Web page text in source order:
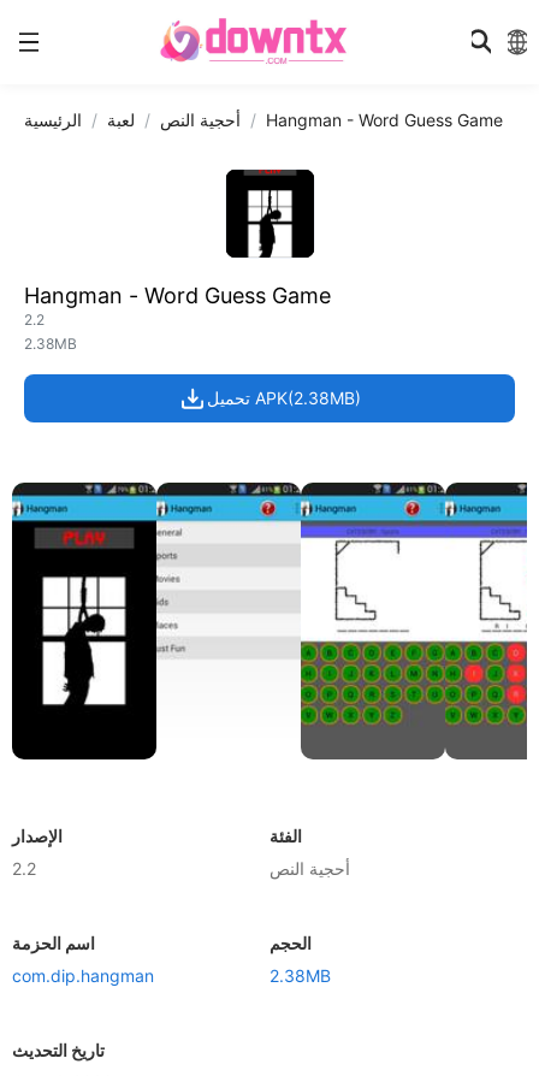
الرئيسية لعبة أحجية النص Hangman - Word Guess Game
Hangman - Word Guess Game
2.2
2.38MB
تحميل APK(2.38MB)
الإصدار
2.2
الفئة
أحجية النص
اسم الحزمة
com.dip.hangman
الحجم
2.38MB
تاريخ التحديث